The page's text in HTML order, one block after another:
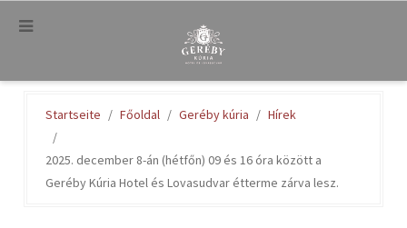
.
Startseite Főoldal Geréby kúria Hírek
2025. december 8-án (hétfőn) 09 és 16 óra között a
Geréby Kúria Hotel és Lovasudvar étterme zárva lesz.